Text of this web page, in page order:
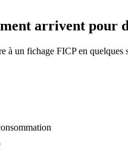
arrivent pour
à un fichage FICP en quelques